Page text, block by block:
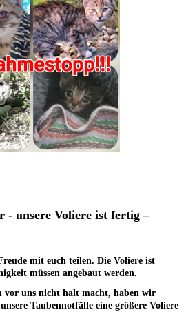
- unsere Voliere ist fertig –
mit euch teilen. Die Voliere ist
müssen angebaut werden.
vor uns nicht halt macht, haben wir
Taubennotfälle eine größere Voliere